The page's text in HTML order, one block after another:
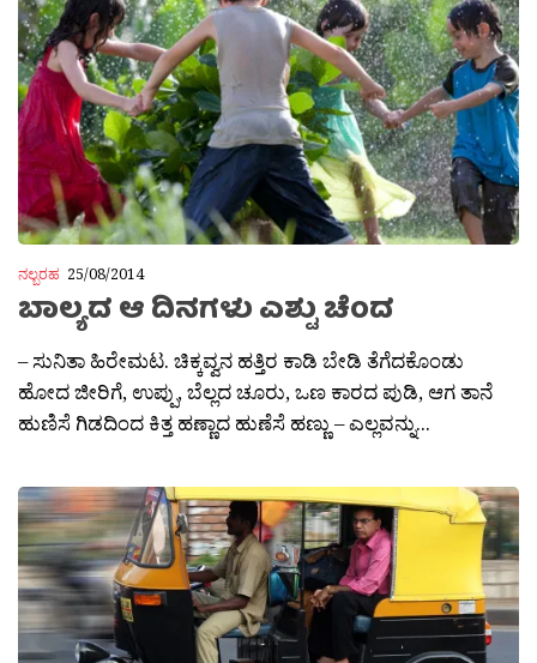
ನಲ್ಬರಹ 25/08/2014
ಬಾಲ್ಯದ ಆ ದಿನಗಳು ಎಶ್ಟು ಚೆಂದ
– ಸುನಿತಾ ಹಿರೇಮಟ. ಚಿಕ್ಕವ್ವನ ಹತ್ತಿರ ಕಾಡಿ ಬೇಡಿ ತೆಗೆದಕೊಂಡು
ಹೋದ ಜೀರಿಗೆ, ಉಪ್ಪು, ಬೆಲ್ಲದ ಚೂರು, ಒಣ ಕಾರದ ಪುಡಿ, ಆಗ ತಾನೆ
ಹುಣಿಸೆ ಗಿಡದಿಂದ ಕಿತ್ತ ಹಣ್ಣಾದ ಹುಣೆಸೆ ಹಣ್ಣು – ಎಲ್ಲವನ್ನು...